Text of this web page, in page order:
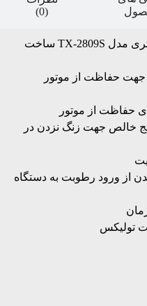
(0)
کمپرسور باد سایلنت تولیکس 9 لیتری مدل TX-2809S ساخت
حفاظت از موتور
حفاظت از موتور
خالص جهت زنگ نزدن در
از ورود رطوبت به دستگاه